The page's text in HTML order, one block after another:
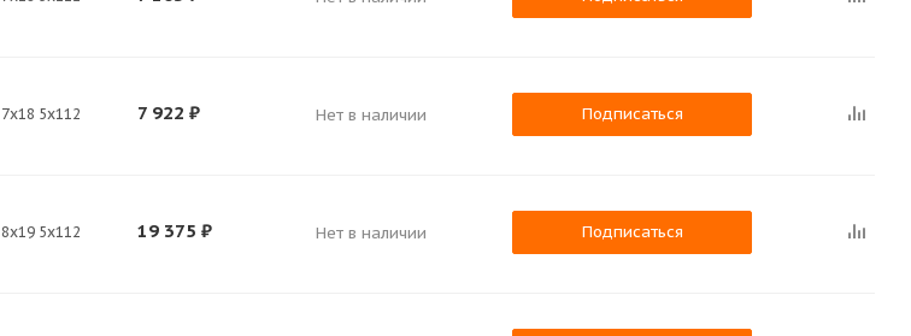
7x18 5x112 7 922 ₽ Нет в наличии Подписаться
8x19 5x112 19 375 ₽ Нет в наличии Подписаться